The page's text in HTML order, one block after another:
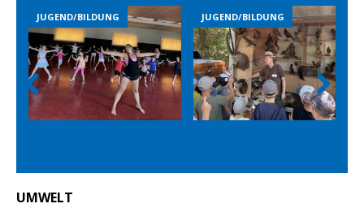
JUGEND/BILDUNG JUGEND/BILDUNG
Prev
ious
Nex
t
UMWELT